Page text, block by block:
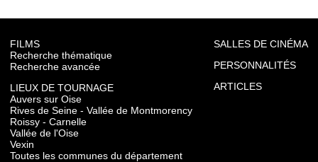
FILMS
Recherche thématique
Recherche avancée
LIEUX DE TOURNAGE
Auvers sur Oise
Rives de Seine - Vallée de Montmorency
Roissy - Carnelle
Vallée de l'Oise
Vexin
Toutes les communes du département
SALLES DE CINÉMA
PERSONNALITÉS
ARTICLES